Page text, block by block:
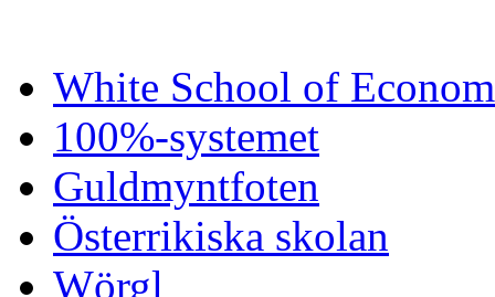
White School of
100%-systemet
Guldmyntfoten
Österrikiska skolan
Wörgl